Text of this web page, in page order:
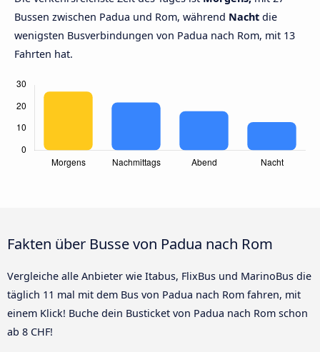
Bussen zwischen Padua und Rom, während Nacht die
wenigsten Busverbindungen von Padua nach Rom, mit 13
Fahrten hat.
Fakten über Busse von Padua nach Rom
Vergleiche alle Anbieter wie Itabus, FlixBus und MarinoBus die
täglich 11 mal mit dem Bus von Padua nach Rom fahren, mit
einem Klick! Buche dein Busticket von Padua nach Rom schon
ab 8 CHF!